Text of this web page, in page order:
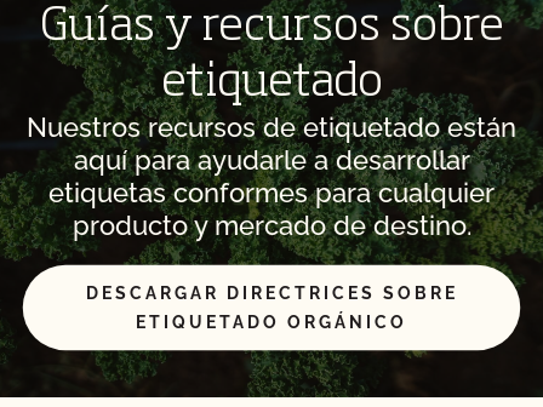
Guías y recursos sobre
etiquetado
Nuestros recursos de etiquetado están
aquí para ayudarle a desarrollar
etiquetas conformes para cualquier
producto y mercado de destino.
DESCARGAR DIRECTRICES SOBRE
ETIQUETADO ORGÁNICO